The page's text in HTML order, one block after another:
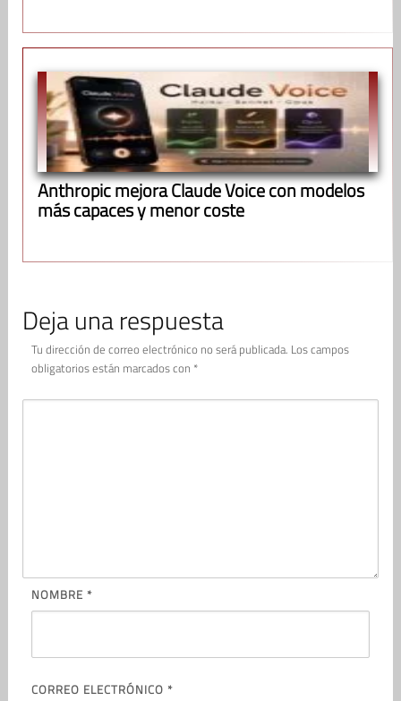
Anthropic mejora Claude Voice con modelos
más capaces y menor coste
Deja una respuesta
Tu dirección de correo electrónico no será publicada. Los campos
obligatorios están marcados con *
NOMBRE *
CORREO ELECTRÓNICO *